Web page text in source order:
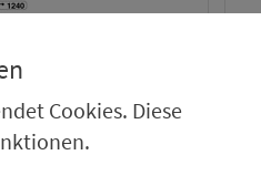
Cookies. Diese